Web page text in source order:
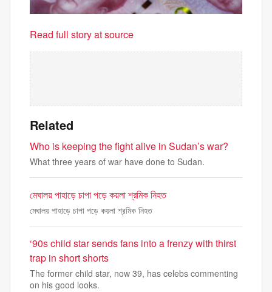
Read full story at source
Related
Who is keeping the fight alive in Sudan’s war?
What three years of war have done to Sudan.
মেঘালয় পাহাড়ে চাপা পড়ে কয়লা শ্রমিক নিহত
মেঘালয় পাহাড়ে চাপা পড়ে কয়লা শ্রমিক নিহত
‘90s child star sends fans into a frenzy with thirst
trap in short shorts
The former child star, now 39, has celebs commenting
on his good looks.